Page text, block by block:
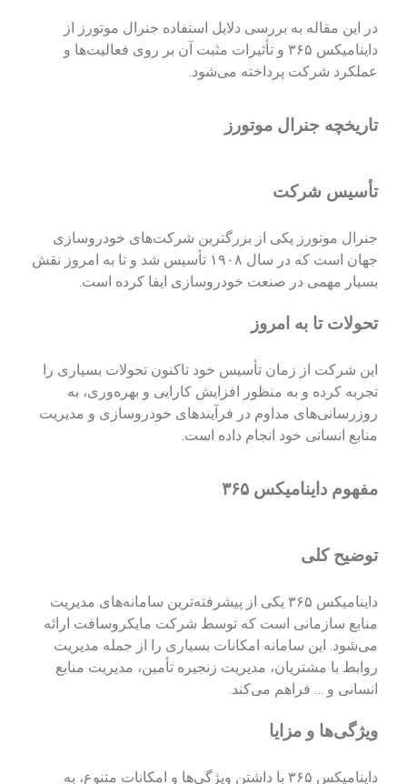
در این مقاله به بررسی دلایل استفاده جنرال موتورز از
داینامیکس ۳۶۵ و تأثیرات مثبت آن بر روی فعالیت‌ها و
عملکرد شرکت پرداخته می‌شود.
تاریخچه جنرال موتورز
تأسیس شرکت
جنرال موتورز یکی از بزرگترین شرکت‌های خودروسازی
جهان است که در سال ۱۹۰۸ تأسیس شد و تا به امروز نقش
بسیار مهمی در صنعت خودروسازی ایفا کرده است.
تحولات تا به امروز
این شرکت از زمان تأسیس خود تاکنون تحولات بسیاری را
تجربه کرده و به منظور افزایش کارایی و بهره‌وری، به
روزرسانی‌های مداوم در فرآیندهای خودروسازی و مدیریت
منابع انسانی خود انجام داده است.
مفهوم داینامیکس ۳۶۵
توضیح کلی
داینامیکس ۳۶۵ یکی از پیشرفته‌ترین سامانه‌های مدیریت
منابع سازمانی است که توسط شرکت مایکروسافت ارائه
می‌شود. این سامانه امکانات بسیاری را از جمله مدیریت
روابط با مشتریان، مدیریت زنجیره تأمین، مدیریت منابع
انسانی و … فراهم می‌کند.
ویژگی‌ها و مزایا
داینامیکس ۳۶۵ با داشتن ویژگی‌ها و امکانات متنوع، به